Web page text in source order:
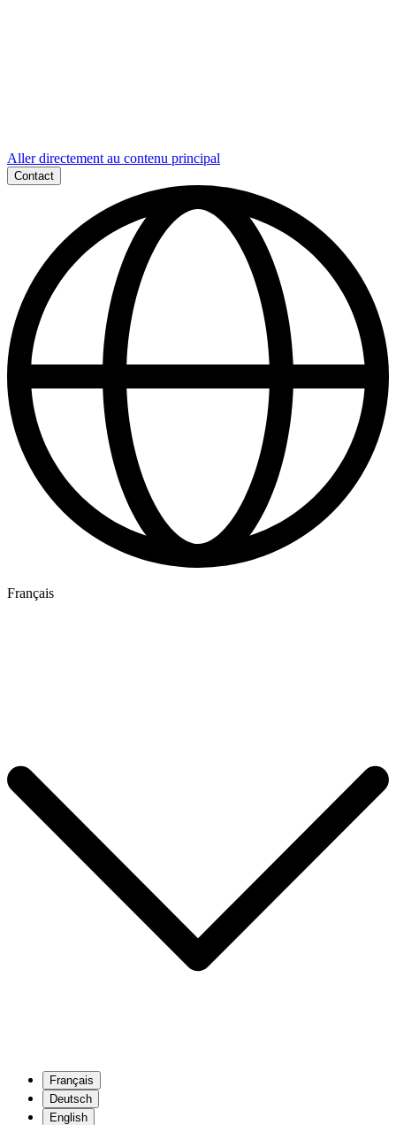
Aller directement au contenu principal
Contact
Français
Français
Deutsch
English